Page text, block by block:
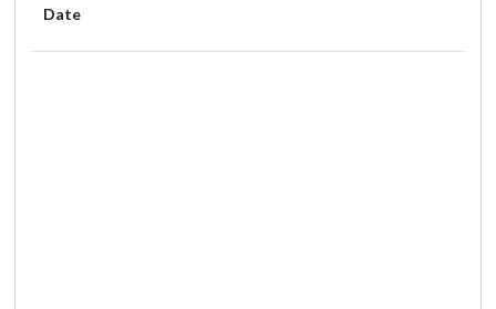
Date